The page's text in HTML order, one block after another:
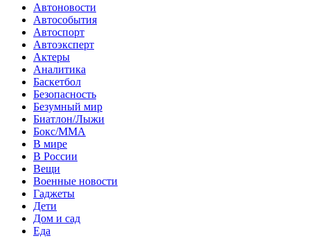
Автоновости
Автособытия
Автоспорт
Автоэксперт
Актеры
Аналитика
Баскетбол
Безопасность
Безумный мир
Биатлон/Лыжи
Бокс/MMA
В мире
В России
Вещи
Военные новости
Гаджеты
Дети
Дом и сад
Еда